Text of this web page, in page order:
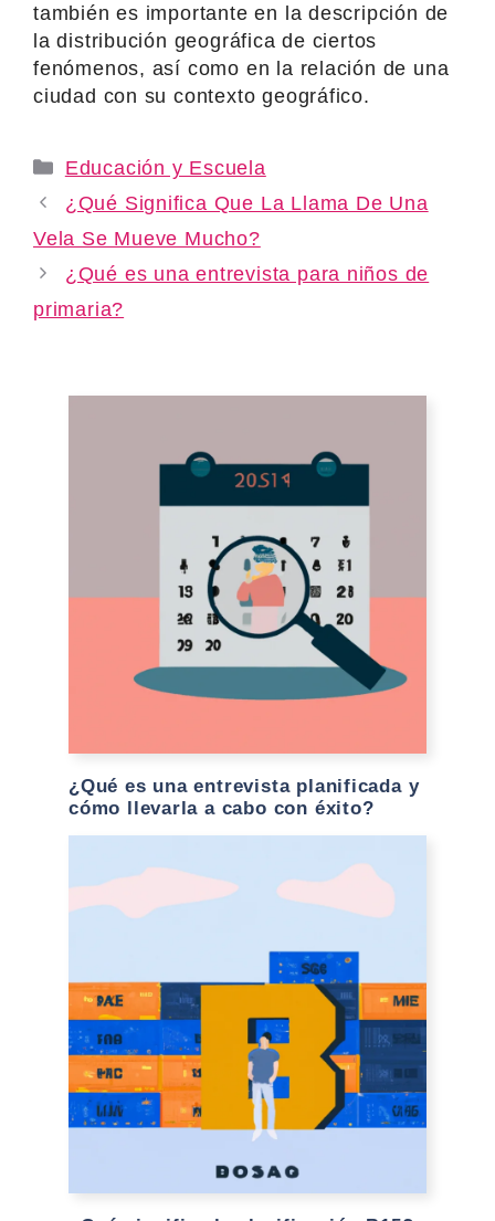
también es importante en la descripción de
la distribución geográfica de ciertos
fenómenos, así como en la relación de una
ciudad con su contexto geográfico.
Categories
Educación y Escuela
¿Qué Significa Que La Llama De Una
Vela Se Mueve Mucho?
¿Qué es una entrevista para niños de
primaria?
¿Qué es una entrevista planificada y
cómo llevarla a cabo con éxito?